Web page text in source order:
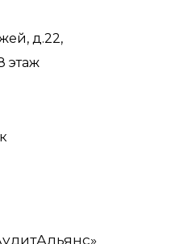
д.22,
этаж